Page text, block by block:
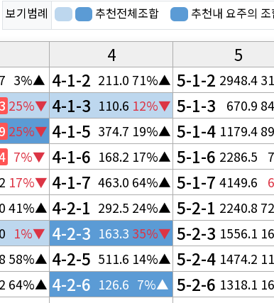
보기범례 추천전체조합
4 5
3%▲ 4-1-2 211.0 71%▲ 5-1-2 2948.4
25%▼ 4-1-3 110.6 12%▼ 5-1-3 670.9
25%▼ 4-1-5 374.7 19%▲ 5-1-4 1179.4
7%▼ 4-1-6 168.2 17%▲ 5-1-6 2286.5
17%▼ 4-1-7 463.0 64%▲ 5-1-7 4149.6
41%▲ 4-2-1 292.5 24%▲ 5-2-1 2240.8
1%▼ 4-2-3 163.3 35%▼ 5-2-3 1556.1
58%▲ 4-2-5 511.6 14%▲ 5-2-4 1474.2
64%▲ 4-2-6 126.6 7%▲ 5-2-6 1318.1